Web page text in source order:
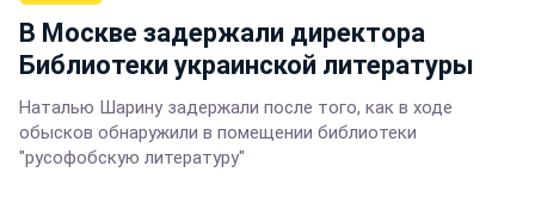
В Москве задержали директора
Библиотеки украинской литературы
Наталью Шарину задержали после того, как в ходе
обысков обнаружили в помещении библиотеки
"русофобскую литературу"